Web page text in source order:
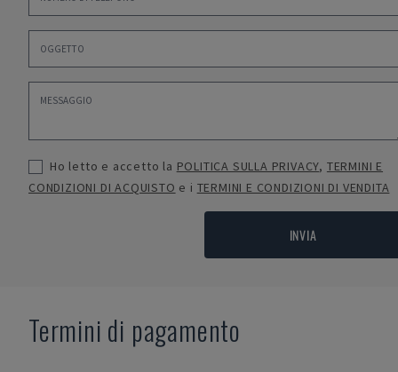
Ho letto e accetto la POLITICA SULLA PRIVACY, TERMINI E
CONDIZIONI DI ACQUISTO e i TERMINI E CONDIZIONI DI VENDITA
INVIA
Termini di pagamento